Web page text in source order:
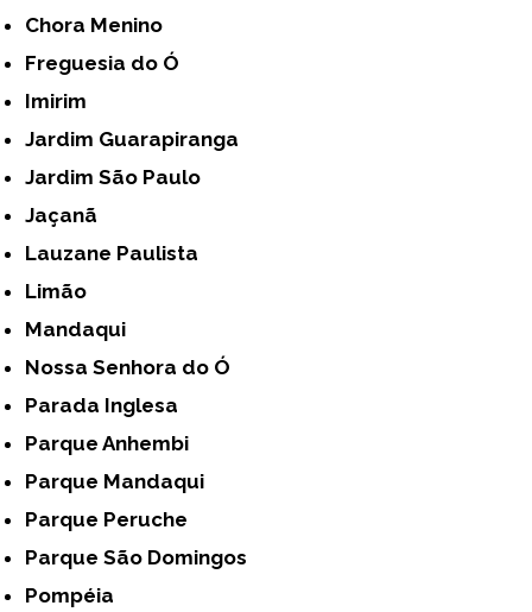
Chora Menino
Freguesia do Ó
Imirim
Jardim Guarapiranga
Jardim São Paulo
Jaçanã
Lauzane Paulista
Limão
Mandaqui
Nossa Senhora do Ó
Parada Inglesa
Parque Anhembi
Parque Mandaqui
Parque Peruche
Parque São Domingos
Pompéia